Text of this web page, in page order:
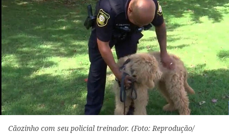
Cãozinho com seu policial treinador. (Foto: Reprodução/